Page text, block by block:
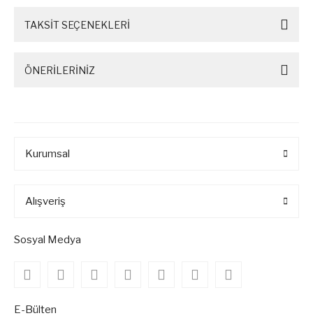
TAKSİT SEÇENEKLERİ
ÖNERİLERİNİZ
Kurumsal
Alışveriş
Sosyal Medya
E-Bülten